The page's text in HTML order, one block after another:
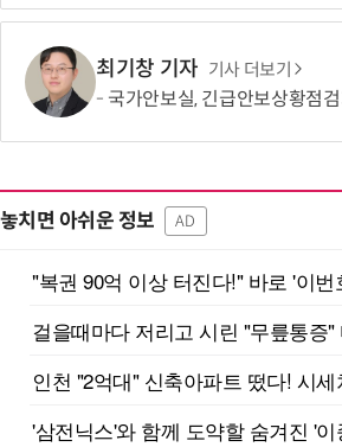
최기창 기자 기사 더보기
국가안보실, 긴급안보상황점검회의 개최…
놓치면 아쉬운 정보 AD